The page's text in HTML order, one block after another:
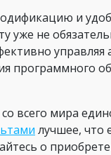
и
уже не
программного
всего мира
лучшее, что
о